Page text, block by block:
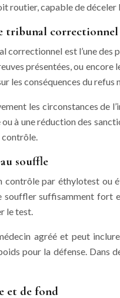
routier, capable de
tribunal correctionnel
est l’une
présentées, ou
les conséquences du
les circonstances de
à une réduction des
souffle
contrôle par éthylotest
suffisamment fort
le test.
agréé et peut
pour la défense. Dans
et de fond